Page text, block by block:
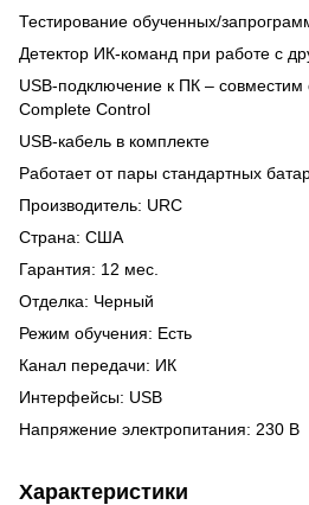
Тестирование обученных/
Детектор ИК-команд при работе с
USB-подключение к ПК –
Complete Control
USB-кабель в комплекте
Работает от пары стандартных
Производитель: URC
Страна: США
Гарантия: 12 мес.
Отделка: Черный
Режим обучения: Есть
Канал передачи: ИК
Интерфейсы: USB
Напряжение электропитания: 230 В
Характеристики